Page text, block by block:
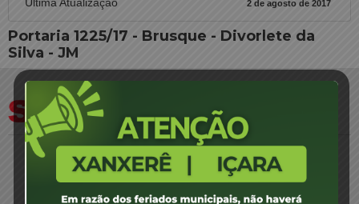
2 de agosto de 2017
Portaria 1225/17 - Brusque - Divorlete da
Silva - JM